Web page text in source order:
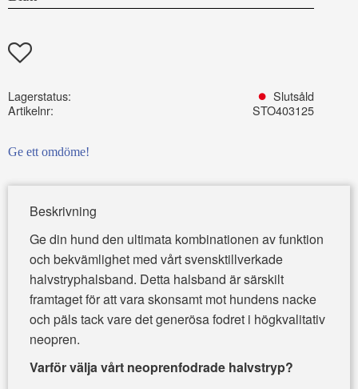
Lägg till i favoriter
Lagerstatus
Slutsåld
Artikelnr
STO403125
Ge ett omdöme!
Beskrivning
Ge din hund den ultimata kombinationen av funktion
och bekvämlighet med vårt svensktillverkade
halvstryphalsband. Detta halsband är särskilt
framtaget för att vara skonsamt mot hundens nacke
och päls tack vare det generösa fodret i högkvalitativ
neopren.
Varför välja vårt neoprenfodrade halvstryp?